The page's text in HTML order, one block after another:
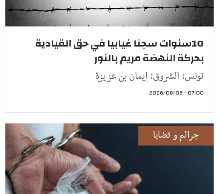
10سنوات سجنا غيابيا في حق القيادية
بحركة النهضة مريم بالنور
تونس: الشروق: إيمان بن عزيزة
07:00 - 2026/08/06
جرائم و قضايا